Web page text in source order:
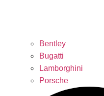
Bentley
Bugatti
Lamborghini
Porsche